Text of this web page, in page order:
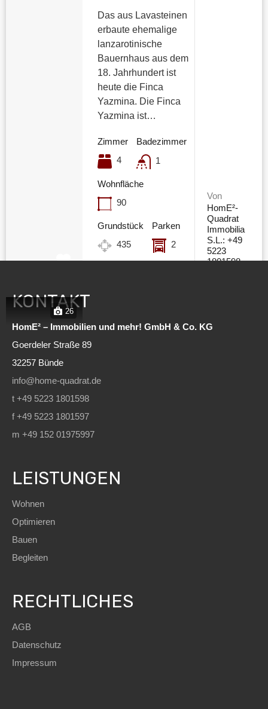
Das aus Lavasteinen
erbaute ehemalige
lanzarotinische
Bauernhaus aus dem
18. Jahrhundert ist
heute die Finca
Yazmina. Die Finca
Yazmina ist…
Zimmer
4
Badezimmer
1
Wohnfläche
90
Grundstück
435
Parken
2
Von
HomE²-
Quadrat
Immobilia
S.L.: +49
5223
1801598
26
Finca in Uga mit
Renditeobjekt,
18. Jahrhundert
Wohnfläche
KONTAKT
HomE² – Immobilien und mehr! GmbH & Co. KG
Goerdeler Straße 89
32257 Bünde
info@home-quadrat.de
t +49 5223 1801598
f +49 5223 1801597
m +49 152 01975997
LEISTUNGEN
Wohnen
Optimieren
Bauen
Begleiten
RECHTLICHES
AGB
Datenschutz
Impressum